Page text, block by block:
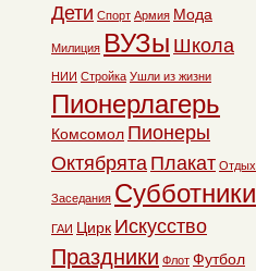
Дети Спорт Армия Мода
Милиция ВУЗы Школа
НИИ Стройка Ушли из жизни
Пионерлагерь
Комсомол Пионеры
Октябрята Плакат Отдых
Заседания Субботники
ГАИ Цирк Искусство
Праздники Флот Футбол